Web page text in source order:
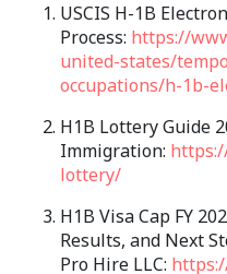
USCIS H-1B
Process: https://
united-states/
occupations/h-1b-
H1B Lottery Guide
Immigration:
lottery/
H1B Visa Cap FY
Results, and Next
Pro Hire LLC: